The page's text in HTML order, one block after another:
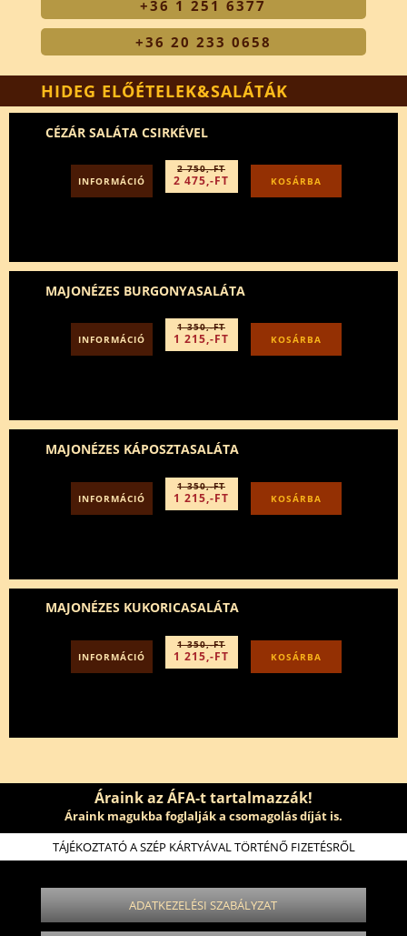
+36 1 251 6377
+36 20 233 0658
HIDEG ELŐÉTELEK&SALÁTÁK
CÉZÁR SALÁTA CSIRKÉVEL
INFORMÁCIÓ
2 750,-FT
2 475,-FT KOSÁRBA
MAJONÉZES BURGONYASALÁTA
INFORMÁCIÓ
1 350,-FT
1 215,-FT KOSÁRBA
MAJONÉZES KÁPOSZTASALÁTA
INFORMÁCIÓ
1 350,-FT
1 215,-FT KOSÁRBA
MAJONÉZES KUKORICASALÁTA
INFORMÁCIÓ
1 350,-FT
1 215,-FT KOSÁRBA
Áraink az ÁFA-t tartalmazzák!
Áraink magukba foglalják a csomagolás díját is.
TÁJÉKOZTATÓ A SZÉP KÁRTYÁVAL TÖRTÉNŐ FIZETÉSRŐL
ADATKEZELÉSI SZABÁLYZAT